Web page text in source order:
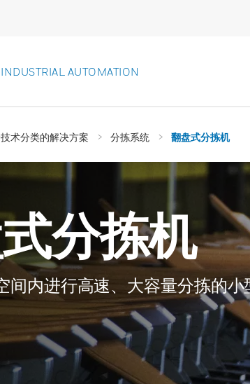
INDUSTRIAL AUTOMATION
术分类的解决方案 分拣系统 翻盘式分拣机
分拣机
间内进行高速、大容量分拣的